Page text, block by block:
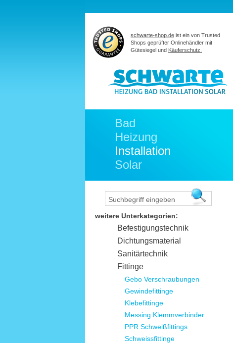
Bad
Heizung
Installation
Solar
weitere Unterkategorien:
Befestigungstechnik
Dichtungsmaterial
Sanitärtechnik
Fittinge
Gebo Verschraubungen
Gewindefittinge
Klebefittinge
Messing Klemmverbinder
PPR Schweißfittings
Schweissfittinge
schwarte-shop.de ist ein von Trusted
Shops geprüfter Onlinehändler mit
Gütesiegel und Käuferschutz.